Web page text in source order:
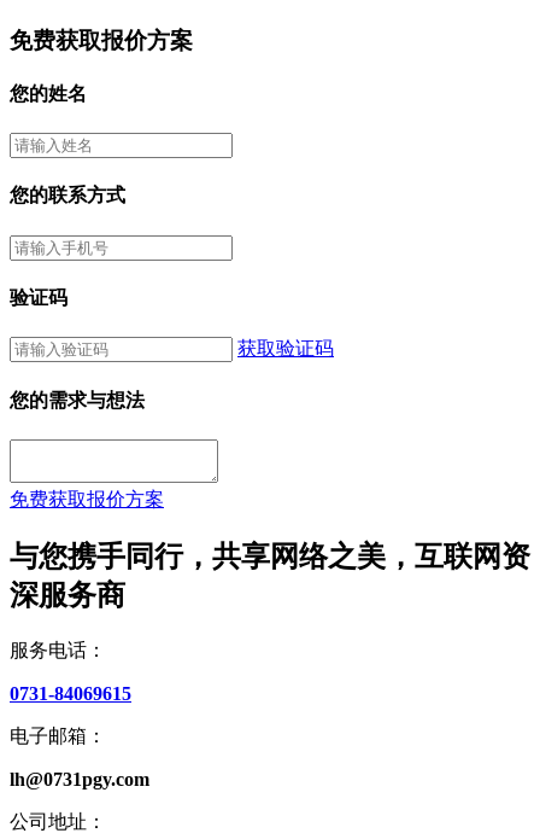
免费获取报价方案
您的姓名
您的联系方式
验证码
获取验证码
您的需求与想法
免费获取报价方案
与您携手同行，共享网络之美，互联网资
深服务商
服务电话：
0731-84069615
电子邮箱：
lh@0731pgy.com
公司地址：